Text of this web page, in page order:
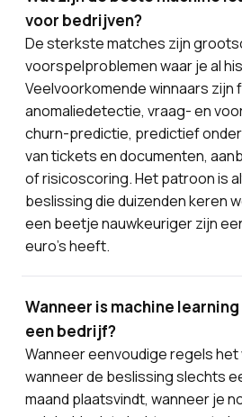
voor bedrijven?
De sterkste matches zijn
voorspelproblemen waar je al
Veelvoorkomende winnaars zijn
anomaliedetectie, vraag- en
churn-predictie, predictief
van tickets en documenten,
of risicoscoring. Het patroon is
beslissing die duizenden keren
een beetje nauwkeuriger zijn
euro's heeft.
Wanneer is machine
een bedrijf?
Wanneer eenvoudige regels het
wanneer de beslissing slechts
maand plaatsvindt, wanneer je